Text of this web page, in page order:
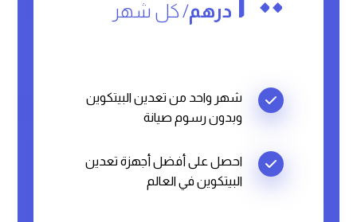
درهم/ کل شهر
شهر واحد من تعدين البيتكوين
وبدون رسوم صيانة
احصل على أفضل أجهزة تعدين
البيتكوين في العالم